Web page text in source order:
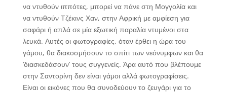
να ντυθούν ιππότες, μπορεί να πάνε στη Μογγολία και
να ντυθούν Τζέκινς Χαν, στην Αφρική με αμφίεση για
σαφάρι ή απλά σε μία εξωτική παραλία ντυμένοι στα
λευκά. Αυτές οι φωτογραφίες, όταν έρθει η ώρα του
γάμου, θα διακοσμήσουν το σπίτι των νεόνυμφων και θα
‘διασκεδάσουν’ τους συγγενείς. Άρα αυτό που βλέπουμε
στην Σαντορίνη δεν είναι γάμοι αλλά φωτογραφίσεις.
Είναι οι εικόνες που θα συνοδεύουν το ζευγάρι για το